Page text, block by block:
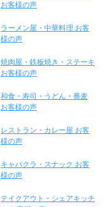
お客様の声
ラーメン屋・中華料理 お客
様の声
焼肉屋・鉄板焼き・ステーキ
お客様の声
和食・寿司・うどん・蕎麦
お客様の声
レストラン・カレー屋 お客
様の声
キャバクラ・スナック お客
様の声
テイクアウト・シェアキッチ